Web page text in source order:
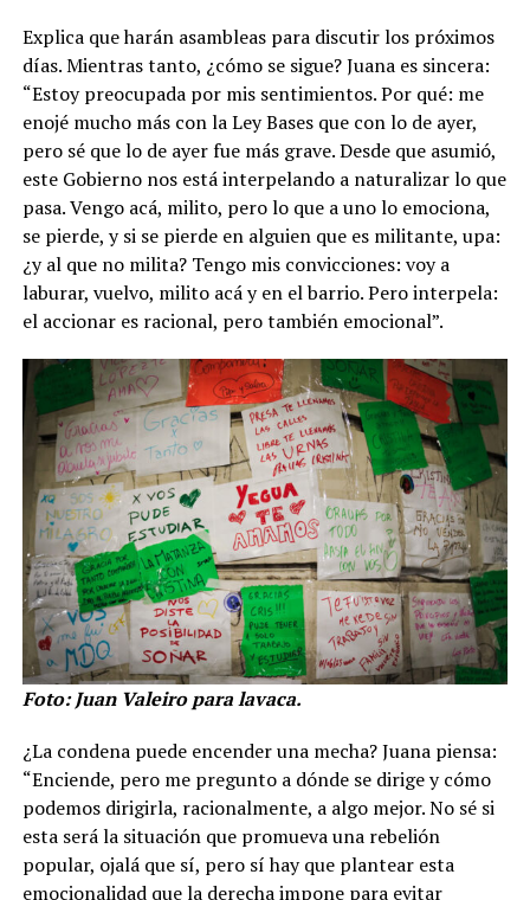
Explica que harán asambleas para discutir los próximos
días. Mientras tanto, ¿cómo se sigue? Juana es sincera:
“Estoy preocupada por mis sentimientos. Por qué: me
enojé mucho más con la Ley Bases que con lo de ayer,
pero sé que lo de ayer fue más grave. Desde que asumió,
este Gobierno nos está interpelando a naturalizar lo que
pasa. Vengo acá, milito, pero lo que a uno lo emociona,
se pierde, y si se pierde en alguien que es militante, upa:
¿y al que no milita? Tengo mis convicciones: voy a
laburar, vuelvo, milito acá y en el barrio. Pero interpela:
el accionar es racional, pero también emocional”.
Foto: Juan Valeiro para lavaca.
¿La condena puede encender una mecha? Juana piensa:
“Enciende, pero me pregunto a dónde se dirige y cómo
podemos dirigirla, racionalmente, a algo mejor. No sé si
esta será la situación que promueva una rebelión
popular, ojalá que sí, pero sí hay que plantear esta
emocionalidad que la derecha impone para evitar